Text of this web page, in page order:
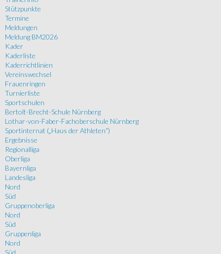
Stützpunkte
Termine
Meldungen
Meldung BM2026
Kader
Kaderliste
Kaderrichtlinien
Vereinswechsel
Frauenringen
Turnierliste
Sportschulen
Bertolt-Brecht-Schule Nürnberg
Lothar-von-Faber-Fachoberschule Nürnberg
Sportinternat („Haus der Athleten“)
Ergebnisse
Regionalliga
Oberliga
Bayernliga
Landesliga
Nord
Süd
Gruppenoberliga
Nord
Süd
Gruppenliga
Nord
Süd